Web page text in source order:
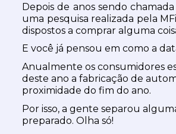
Depois de anos sendo
uma pesquisa realizada pela
dispostos a comprar alguma
E você já pensou em como a
Anualmente os consumidores
deste ano a fabricação de
proximidade do fim do ano.
Por isso, a gente separou
preparado. Olha só!